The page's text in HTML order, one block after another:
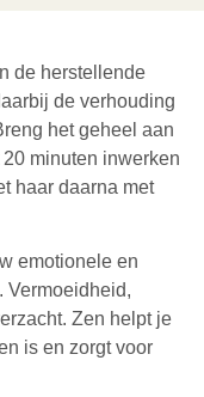
de herstellende
de verhouding
het geheel aan
minuten inwerken
haar daarna met
emotionele en
Vermoeidheid,
Zen helpt je
is en zorgt voor